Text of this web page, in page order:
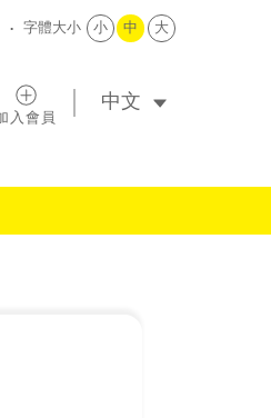
字體大小 小 中 大
加入會員